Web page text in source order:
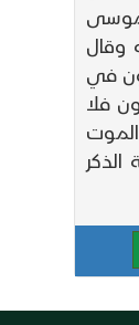
موسى
وقال
في
فلا